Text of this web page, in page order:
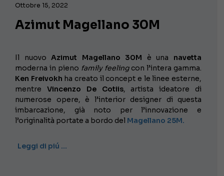
Ottobre 15, 2022
Azimut Magellano 30M
Il nuovo Azimut Magellano 30M è una navetta
moderna in pieno family feelingcon l’intera gamma.
Ken Freivokh ha creato il concept e le linee esterne,
mentre Vincenzo De Cotiis, artista ideatore di
numerose opere, è l’interior designer di questa
imbarcazione, già noto per l’innovazione e
l’originalità portate a bordo del Magellano 25M.
Leggi di piú …